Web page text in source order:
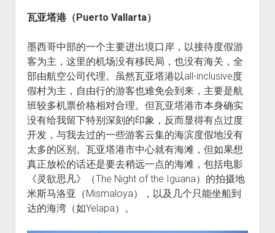
瓦亚塔港（ Puerto Vallarta）
墨西哥中部的一个主要进出境口岸，以接待度假游
客为主，这里的机场没有移民局，也没有海关，全
部由航空公司代理。虽然瓦亚塔港以all-inclusive度
假村为主，自由行的游客也难免会到来，主要是航
班较多机票价格相对合理。但瓦亚塔港市本身确实
没有给我留下特别深刻的印象，反而显得有点过度
开发，与我去过的一些游客云集的海滨度假地没有
太多的区别。瓦亚塔港市中心就有海滩，但如果想
真正放松的话还是要去稍远一点的海滩，包括电影
《灵欲思凡》（The Night of the Iguana）的拍摄地
米斯马洛亚（Mismaloya），以及几个只能坐船到
达的海湾（如Yelapa）。